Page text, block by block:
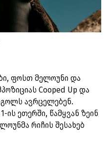
ფოსთ მელოუნი და
Cooped Up და
ავრცელებენ.
ის ეთერში, წამყვან ზეინ
რიჩის შესახებ